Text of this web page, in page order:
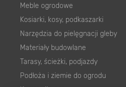
Meble ogrodowe
Kosiarki, kosy, podkaszarki
Narzędzia do pielęgnacji gleby
Materiały budowlane
Tarasy, ścieżki, podjazdy
Podłoża i ziemie do ogrodu